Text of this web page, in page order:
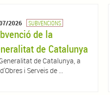
2026 SUBVENCIONS
de la
de Catalunya
de Catalunya, a
i Serveis de ...